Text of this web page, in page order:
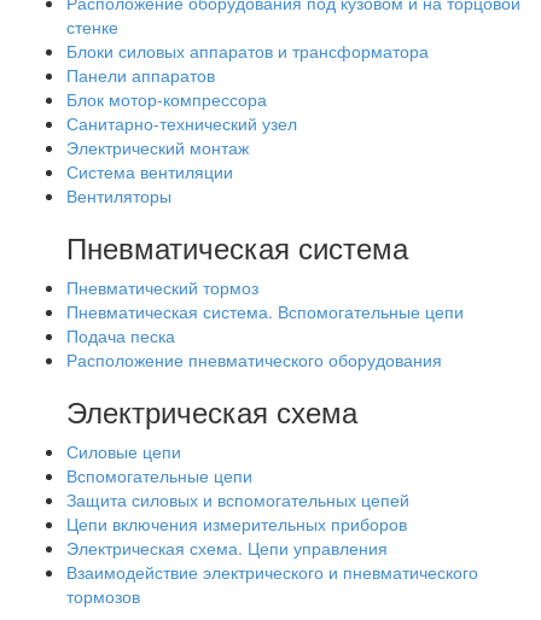
стенке
Блоки силовых аппаратов и трансформатора
Панели аппаратов
Блок мотор-компрессора
Санитарно-технический узел
Электрический монтаж
Система вентиляции
Вентиляторы
Пневматическая система
Пневматический тормоз
Пневматическая система. Вспомогательные цепи
Подача песка
Расположение пневматического оборудования
Электрическая схема
Силовые цепи
Вспомогательные цепи
Защита силовых и вспомогательных цепей
Цепи включения измерительных приборов
Электрическая схема. Цепи управления
Взаимодействие электрического и пневматического
тормозов